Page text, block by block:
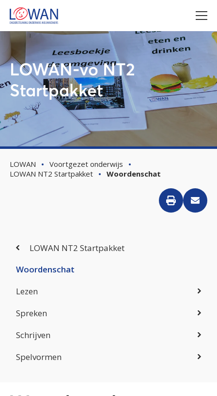
LOWAN-vo NT2
Startpakket
LOWAN
Voortgezet onderwijs
LOWAN NT2 Startpakket
Woordenschat
LOWAN NT2 Startpakket
Woordenschat
Lezen
Spreken
Schrijven
Spelvormen